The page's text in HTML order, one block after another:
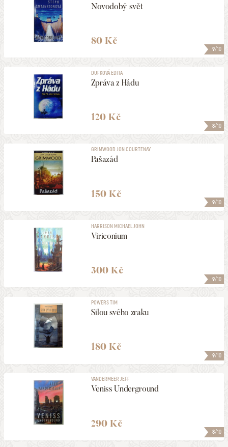
9/10
Novodobý svět
80 Kč
8/10
DUFKOVÁ EDITA
Zpráva z Hádu
120 Kč
9/10
GRIMWOOD JON COURTENAY
Pašazád
150 Kč
9/10
HARRISON MICHAEL JOHN
Viriconium
300 Kč
9/10
POWERS TIM
Silou svého zraku
180 Kč
8/10
VANDERMEER JEFF
Veniss Underground
290 Kč